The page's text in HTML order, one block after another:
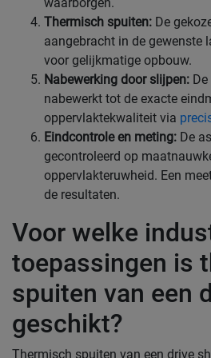
Thermisch spuiten: De
aangebracht in de gewenste
voor gelijkmatige opbouw.
Nabewerking door slijpen:
nabewerkt tot de exacte
oppervlaktekwaliteit via
Eindcontrole en meting: De
gecontroleerd op
oppervlakteruwheid. Een
de resultaten.
Voor welke
toepassingen is
spuiten van een
geschikt?
Thermisch spuiten van een drive